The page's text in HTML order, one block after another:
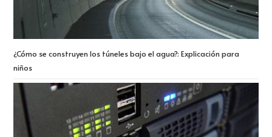
¿Cómo se construyen los túneles bajo el agua?: Explicación para
niños